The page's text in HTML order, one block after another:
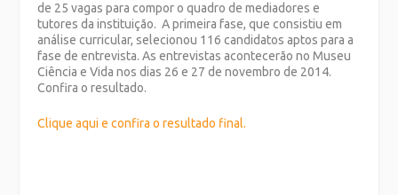
de 25 vagas para compor o quadro de mediadores e
tutores da instituição. A primeira fase, que consistiu em
análise curricular, selecionou 116 candidatos aptos para a
fase de entrevista. As entrevistas acontecerão no Museu
Ciência e Vida nos dias 26 e 27 de novembro de 2014.
Confira o resultado.
Clique aqui e confira o resultado final.